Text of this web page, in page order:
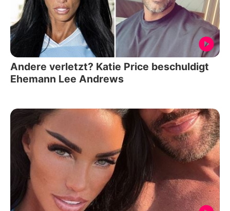
Andere verletzt? Katie Price beschuldigt
Ehemann Lee Andrews